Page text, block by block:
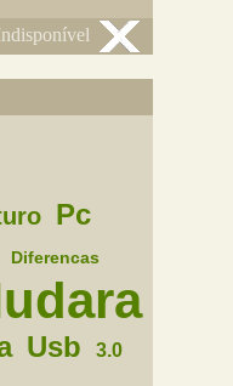
Pc
Diferencas
Usb 3.0